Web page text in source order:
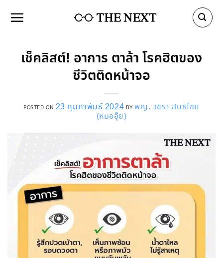
เช็คลิสต์! อาการ ตาล้า โรคฮิตของ
ชีวิตติดหน้าจอ
POSTED ON 23 กุมภาพันธ์ 2024 BYพญ. วชิรา สนธิไชย
(หมออุ๊ย)